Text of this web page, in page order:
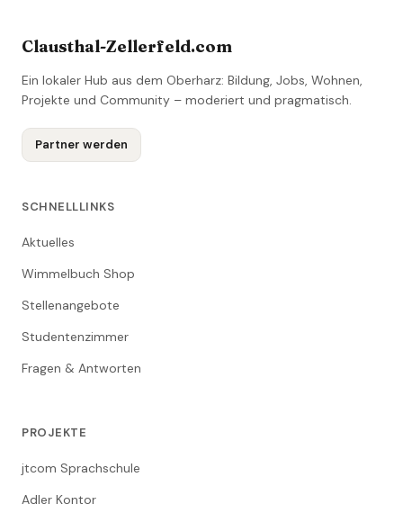
Clausthal-Zellerfeld.com
Ein lokaler Hub aus dem Oberharz: Bildung, Jobs, Wohnen,
Projekte und Community – moderiert und pragmatisch.
Partner werden
SCHNELLLINKS
Aktuelles
Wimmelbuch Shop
Stellenangebote
Studentenzimmer
Fragen & Antworten
PROJEKTE
jtcom Sprachschule
Adler Kontor